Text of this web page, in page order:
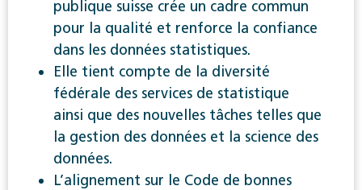
publique suisse crée un cadre commun
pour la qualité et renforce la confiance
dans les données statistiques.
Elle tient compte de la diversité
fédérale des services de statistique
ainsi que des nouvelles tâches telles que
la gestion des données et la science des
données.
L’alignement sur le Code de bonnes